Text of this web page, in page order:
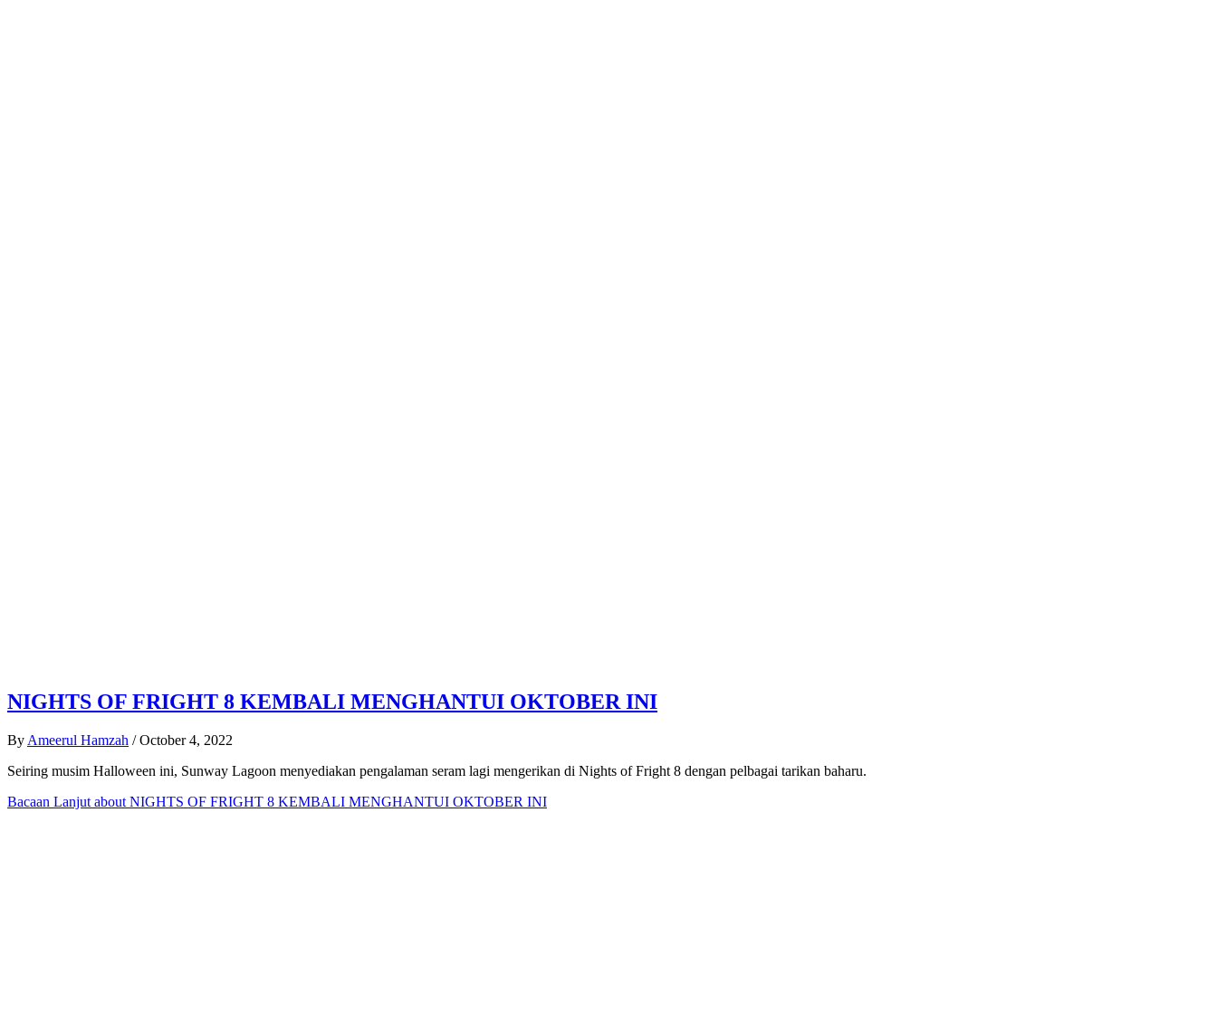
NIGHTS OF FRIGHT 8 KEMBALI MENGHANTUI OKTOBER INI
By Ameerul Hamzah / October 4, 2022
Seiring musim Halloween ini, Sunway Lagoon menyediakan pengalaman seram lagi mengerikan di Nights of Fright 8 dengan pelbagai tarikan baharu.
Bacaan Lanjut about NIGHTS OF FRIGHT 8 KEMBALI MENGHANTUI OKTOBER INI